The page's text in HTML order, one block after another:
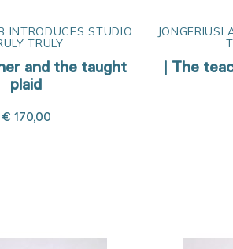
INTRODUCES STUDIO
TRULY
and the taught
plaid
€ 170,00
| The